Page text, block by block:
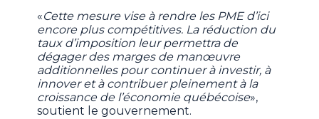
«Cette mesure vise à rendre les PME d’ici
encore plus compétitives. La réduction du
taux d’imposition leur permettra de
dégager des marges de manœuvre
additionnelles pour continuer à investir, à
innover et à contribuer pleinement à la
croissance de l’économie québécoise»,
soutient le gouvernement.